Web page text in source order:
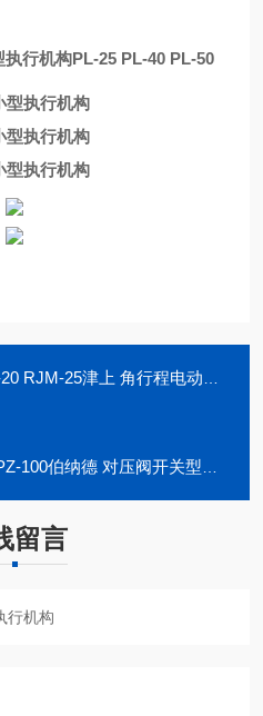
执行机构PL-25 PL-40 PL-50
津上 角行程电动闸阀用精小型执行机构
纳德 对压阀开关型精小型电动执行机构
留言